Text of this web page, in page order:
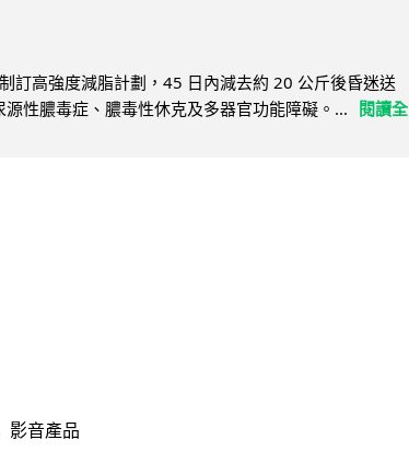
訂高強度減脂計劃，45 日內減去約 20 公斤後昏迷送
源性膿毒症、膿毒性休克及多器官功能障礙。...
閱讀全
影音產品